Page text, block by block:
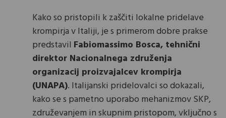
Kako so pristopili k zaščiti lokalne pridelave
krompirja v Italiji, je s primerom dobre prakse
predstavil Fabiomassimo Bosca, tehnični
direktor Nacionalnega združenja
organizacij proizvajalcev krompirja
(UNAPA). Italijanski pridelovalci so dokazali,
kako se s pametno uporabo mehanizmov SKP,
združevanjem in skupnim pristopom, vključno s